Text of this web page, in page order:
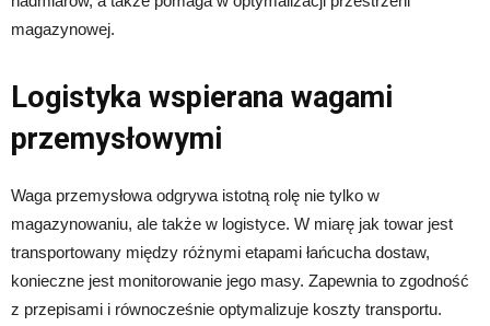
magazynowej.
Logistyka wspierana wagami
przemysłowymi
Waga przemysłowa odgrywa istotną rolę nie tylko w
magazynowaniu, ale także w logistyce. W miarę jak towar jest
transportowany między różnymi etapami łańcucha dostaw,
konieczne jest monitorowanie jego masy. Zapewnia to zgodność
z przepisami i równocześnie optymalizuje koszty transportu.